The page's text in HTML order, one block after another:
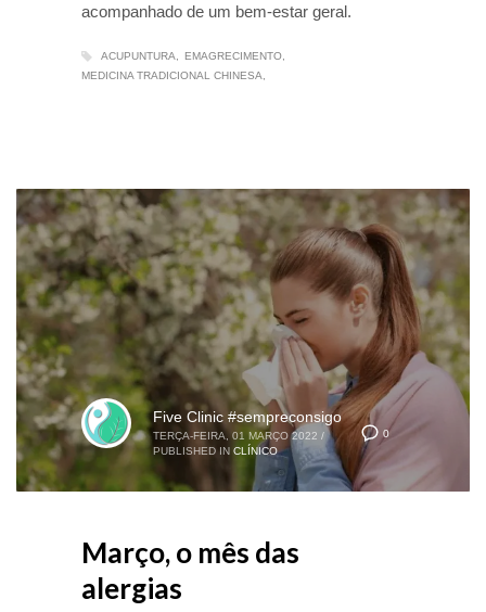
acompanhado de um bem-estar geral.
ACUPUNTURA
EMAGRECIMENTO
MEDICINA TRADICIONAL CHINESA
0
Five Clinic #sempreconsigo
TERÇA-FEIRA, 01 MARÇO 2022 /
PUBLISHED IN CLÍNICO
Março, o mês das
alergias